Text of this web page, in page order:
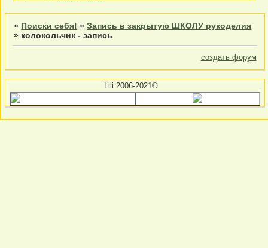
» Поиски себя! »Запись в закрытую ШКОЛУ рукоделия
» колокольчик - запись
создать форум
Lili 2006-2021©